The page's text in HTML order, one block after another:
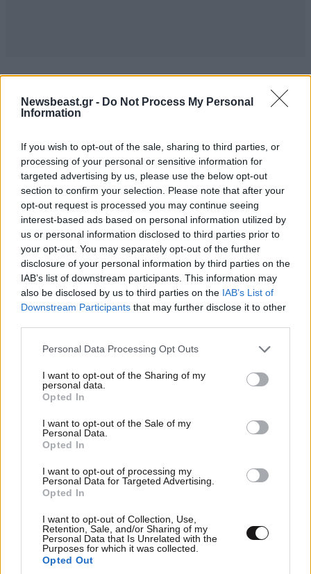
Newsbeast.gr - Do Not Process My Personal
Information
If you wish to opt-out of the sale, sharing to third parties, or
processing of your personal or sensitive information for
targeted advertising by us, please use the below opt-out
section to confirm your selection. Please note that after your
opt-out request is processed you may continue seeing
interest-based ads based on personal information utilized by
us or personal information disclosed to third parties prior to
your opt-out. You may separately opt-out of the further
disclosure of your personal information by third parties on the
IAB’s list of downstream participants. This information may
also be disclosed by us to third parties on the IAB’s List of
Downstream Participants that may further disclose it to other
Please note that this website/app uses one or more Google
not limited to your visit or usage behaviour. You may click to
grant or deny consent to Google and its third-party tags to
use your data for below specified purposes in below Google
consent section.
Personal Data Processing Opt Outs
I want to opt-out of the Sharing of my
personal data.
Opted In
I want to opt-out of the Sale of my
Personal Data.
Opted In
I want to opt-out of processing my
Personal Data for Targeted Advertising.
Opted In
I want to opt-out of Collection, Use,
Retention, Sale, and/or Sharing of my
Personal Data that Is Unrelated with the
Purposes for which it was collected.
Opted Out
MARKET NEWS
Ο απόλυτος σύμμαχος στην
αποτοξίνωση & την ορμονική
ισορροπία
Πες μου πότε γεννήθηκες και
θα σου πω ποιες εμπειρίες θα
40 ημέρες, 33 δράσεις, 4.000+
Αυξητική & Ανόρθωση